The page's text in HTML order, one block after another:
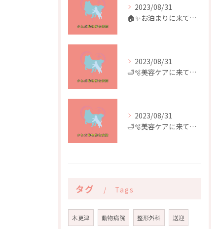
2023/08/31
🏠✨️お泊まりに来てくれたお友達✨️🏠
2023/08/31
🛁🫧美容ケアに来てくれたお友達🫧🛁
2023/08/31
🛁🫧美容ケアに来てくれたお友達🫧🛁
タグ Tags
木更津 動物病院 整形外科 送迎